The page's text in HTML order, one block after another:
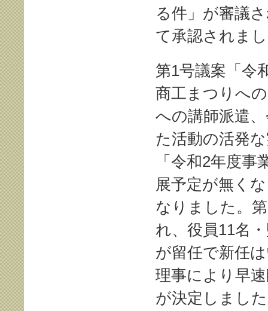
る件」が審議
て承認されま
第1号議案「令
商工まつりへ
への講師派遣
た活動の活発
「令和2年度
展予定が無く
なりました。
れ、役員11名
が留任で新任
理事により早
が決定しまし